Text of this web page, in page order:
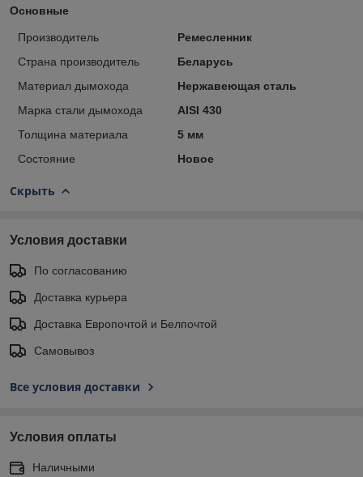
Основные
Производитель
Ремесленник
Страна производитель
Беларусь
Материал дымохода
Нержавеющая сталь
Марка стали дымохода
AISI 430
Толщина материала
5 мм
Состояние
Новое
Скрыть
Условия доставки
По согласованию
Доставка курьера
Доставка Европочтой и Белпочтой
Самовывоз
Все условия доставки
Условия оплаты
Наличными